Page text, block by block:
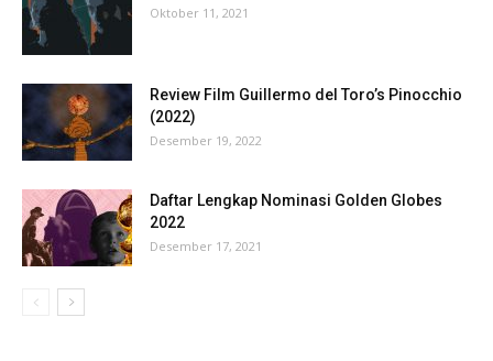
Oktober 11, 2021
Review Film Guillermo del Toro’s Pinocchio
(2022)
Desember 19, 2022
Daftar Lengkap Nominasi Golden Globes
2022
Desember 17, 2021